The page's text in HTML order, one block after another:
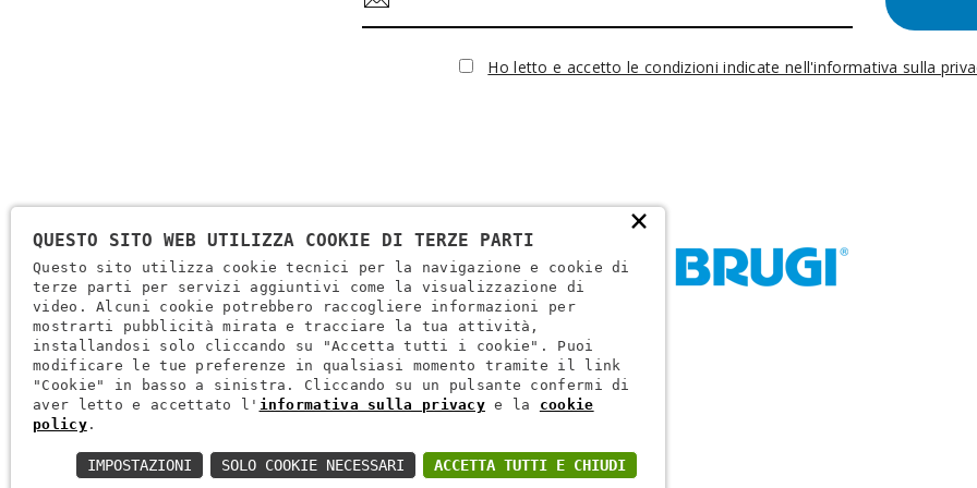
Ho letto e accetto le condizioni indicate nell'informativa sulla
Ragione Sociale: Brugi S.p.A. Creazioni Sportive
Partita IVA IT0088069 023 5
Codice Fiscale E Iscrizione Reg. Impr. Verona 0051416 024 1
REA 166179 Verona -Cap. Soc. € 10.000.000 I.v. - Posiz. Meccanogr. VR 002505
×
QUESTO SITO WEB UTILIZZA COOKIE DI TERZE PARTI
Questo sito utilizza cookie tecnici per la navigazione e cookie di
terze parti per servizi aggiuntivi come la visualizzazione di
video. Alcuni cookie potrebbero raccogliere informazioni per
mostrarti pubblicità mirata e tracciare la tua attività,
installandosi solo cliccando su "Accetta tutti i cookie". Puoi
modificare le tue preferenze in qualsiasi momento tramite il link
"Cookie" in basso a sinistra. Cliccando su un pulsante confermi di
aver letto e accettato l' informativa sulla privacy e la cookie
policy.
ACCETTA TUTTI E CHIUDI
SOLO COOKIE NECESSARI
IMPOSTAZIONI